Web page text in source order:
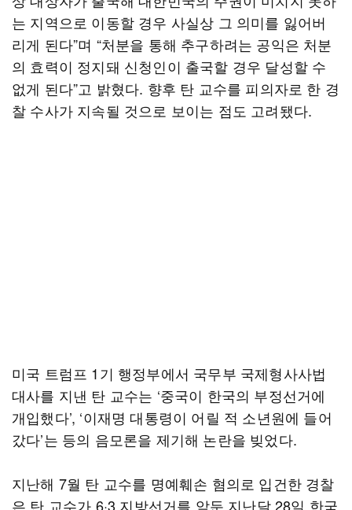
는 지역으로 이동할 경우 사실상 그 의미를 잃어버
리게 된다”며 “처분을 통해 추구하려는 공익은 처분
의 효력이 정지돼 신청인이 출국할 경우 달성할 수
없게 된다”고 밝혔다. 향후 탄 교수를 피의자로 한 경
찰 수사가 지속될 것으로 보이는 점도 고려됐다.
미국 트럼프 1기 행정부에서 국무부 국제형사사법
대사를 지낸 탄 교수는 ‘중국이 한국의 부정선거에
개입했다’, ‘이재명 대통령이 어릴 적 소년원에 들어
갔다’는 등의 음모론을 제기해 논란을 빚었다.
지난해 7월 탄 교수를 명예훼손 혐의로 입건한 경찰
은 탄 교수가 6·3 지방선거를 앞둔 지난달 28일 한국